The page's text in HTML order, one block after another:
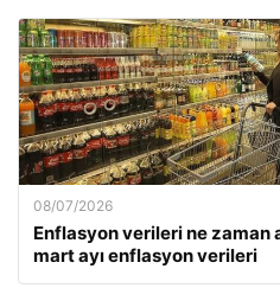
08/07/2026
Enflasyon verileri ne zaman
mart ayı enflasyon verileri